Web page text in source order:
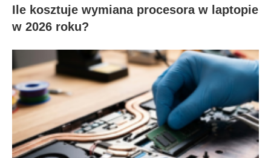
Ile kosztuje wymiana procesora w laptopie
w 2026 roku?